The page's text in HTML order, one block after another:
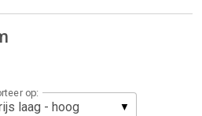
op: